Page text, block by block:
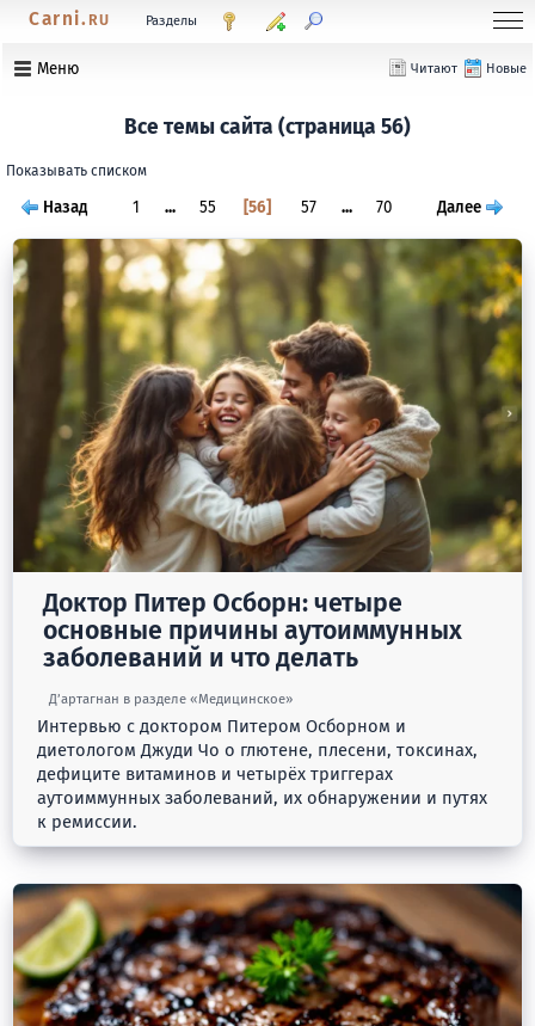
Carni. RU Разделы
Меню Читают Новые
Все темы сайта (страница 56)
Показывать списком
Назад 1 ... 55 56 57 ... 70 Далее
Доктор Питер Осборн: четыре
основные причины аутоиммунных
заболеваний и что делать
Д’артагнан в разделе «Медицинское»
Интервью с доктором Питером Осборном и
диетологом Джуди Чо о глютене, плесени, токсинах,
дефиците витаминов и четырёх триггерах
аутоиммунных заболеваний, их обнаружении и путях
к ремиссии.